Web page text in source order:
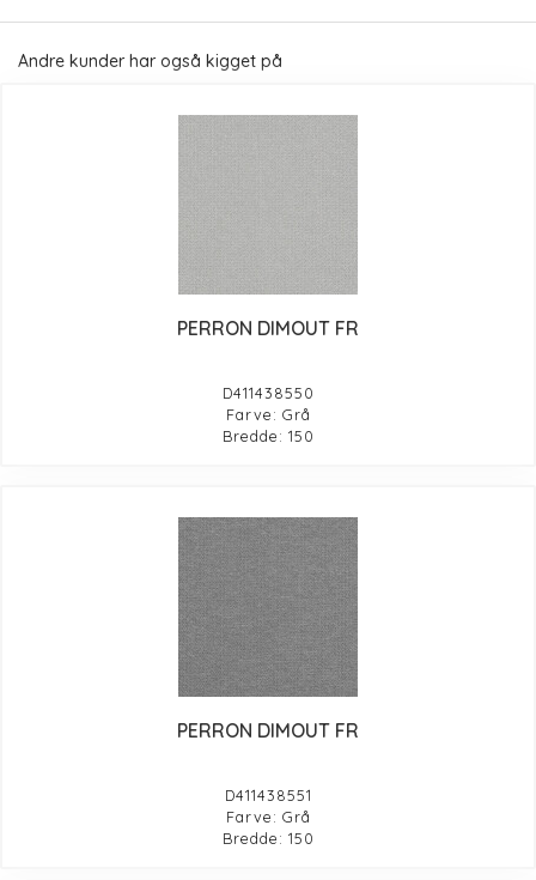
Andre kunder har også kigget på
PERRON DIMOUT FR
D411438550
Farve: Grå
Bredde: 150
PERRON DIMOUT FR
D411438551
Farve: Grå
Bredde: 150